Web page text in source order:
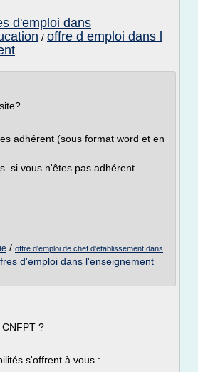
d'emploi dans
/ offre d emploi dans l
adhérent (sous format word et en
si vous n'êtes pas adhérent
/ offre d'emploi de chef d'etablissement dans
d'emploi dans l'enseignement
?
s'offrent à vous :